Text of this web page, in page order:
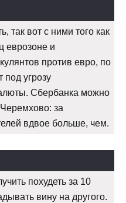
так вот с ними того как
еврозоне и
против евро, по
под угрозу
Сбербанка можно
за
вдвое больше, чем.
похудеть за 10
вину на другого.